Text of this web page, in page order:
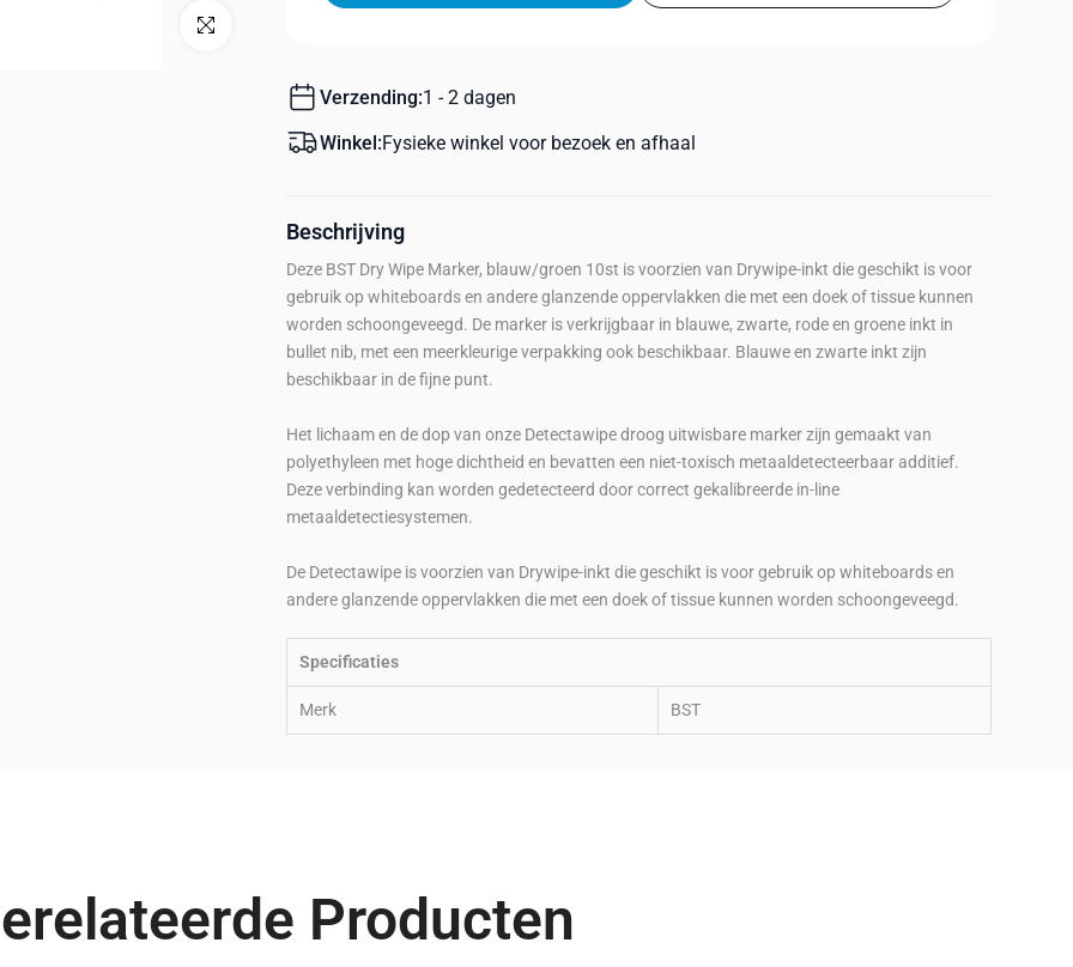
Klik om te vergroten
Verzending:1 - 2 dagen
Winkel:Fysieke winkel voor bezoek en afhaal
Beschrijving
Deze BST Dry Wipe Marker, blauw/groen 10st is voorzien van Drywipe-inkt die geschikt is voor
gebruik op whiteboards en andere glanzende oppervlakken die met een doek of tissue kunnen
worden schoongeveegd. De marker is verkrijgbaar in blauwe, zwarte, rode en groene inkt in
bullet nib, met een meerkleurige verpakking ook beschikbaar. Blauwe en zwarte inkt zijn
beschikbaar in de fijne punt.
Het lichaam en de dop van onze Detectawipe droog uitwisbare marker zijn gemaakt van
polyethyleen met hoge dichtheid en bevatten een niet-toxisch metaaldetecteerbaar additief.
Deze verbinding kan worden gedetecteerd door correct gekalibreerde in-line
metaaldetectiesystemen.
De Detectawipe is voorzien van Drywipe-inkt die geschikt is voor gebruik op whiteboards en
andere glanzende oppervlakken die met een doek of tissue kunnen worden schoongeveegd.
Specificaties
Merk BST
Producten